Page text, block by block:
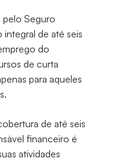
pelo Seguro
de até seis
do
de curta
para aqueles
de até seis
financeiro é
atividades